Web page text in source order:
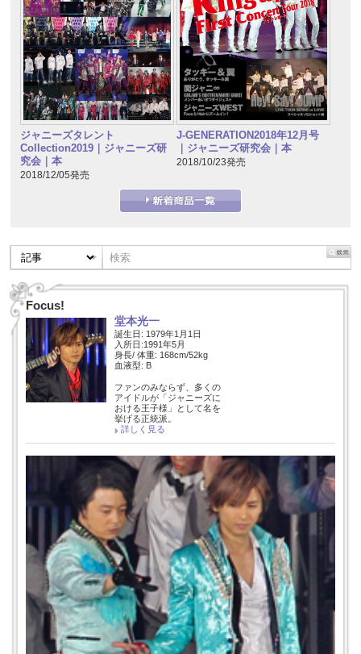
ジャニーズタレント
Collection2019｜ジャニーズ研
究会｜本
2018/12/05発売
J-GENERATION2018年12月号
｜ジャニーズ研究会｜本
2018/10/23発売
Focus!
堂本光一
誕生日: 1979年1月1日
入所日:1991年5月
身長/ 体重: 168cm/52kg
血液型: B
ファンのみならず、多くの
アイドルが「ジャニーズに
おける王子様」として名を
挙げる正統派。
詳しく見る